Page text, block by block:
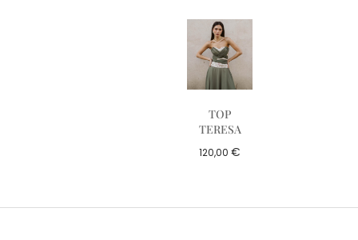
TOP
TERESA
120,00 €